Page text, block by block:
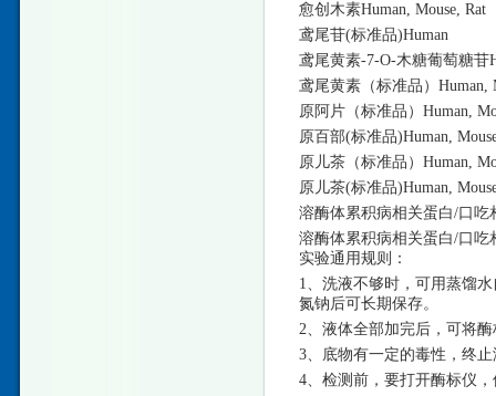
愈创木素Human, Mouse, Rat
鸢尾苷(标准品)Human
鸢尾黄素-7-O-木糖葡萄糖苷
鸢尾黄素（标准品） Human,
原阿片（标准品） Human,
原百部(标准品)Human,
原儿茶（标准品） Human,
原儿茶(标准品)Human,
溶酶体累积病相关蛋白/口吃
溶酶体累积病相关蛋白/口吃
实验通用规则：
1、洗液不够时，可用蒸馏
氮钠后可长期保存。
2、液体全部加完后，可将
3、底物有一定的毒性，终
4、检测前，要打开酶标仪